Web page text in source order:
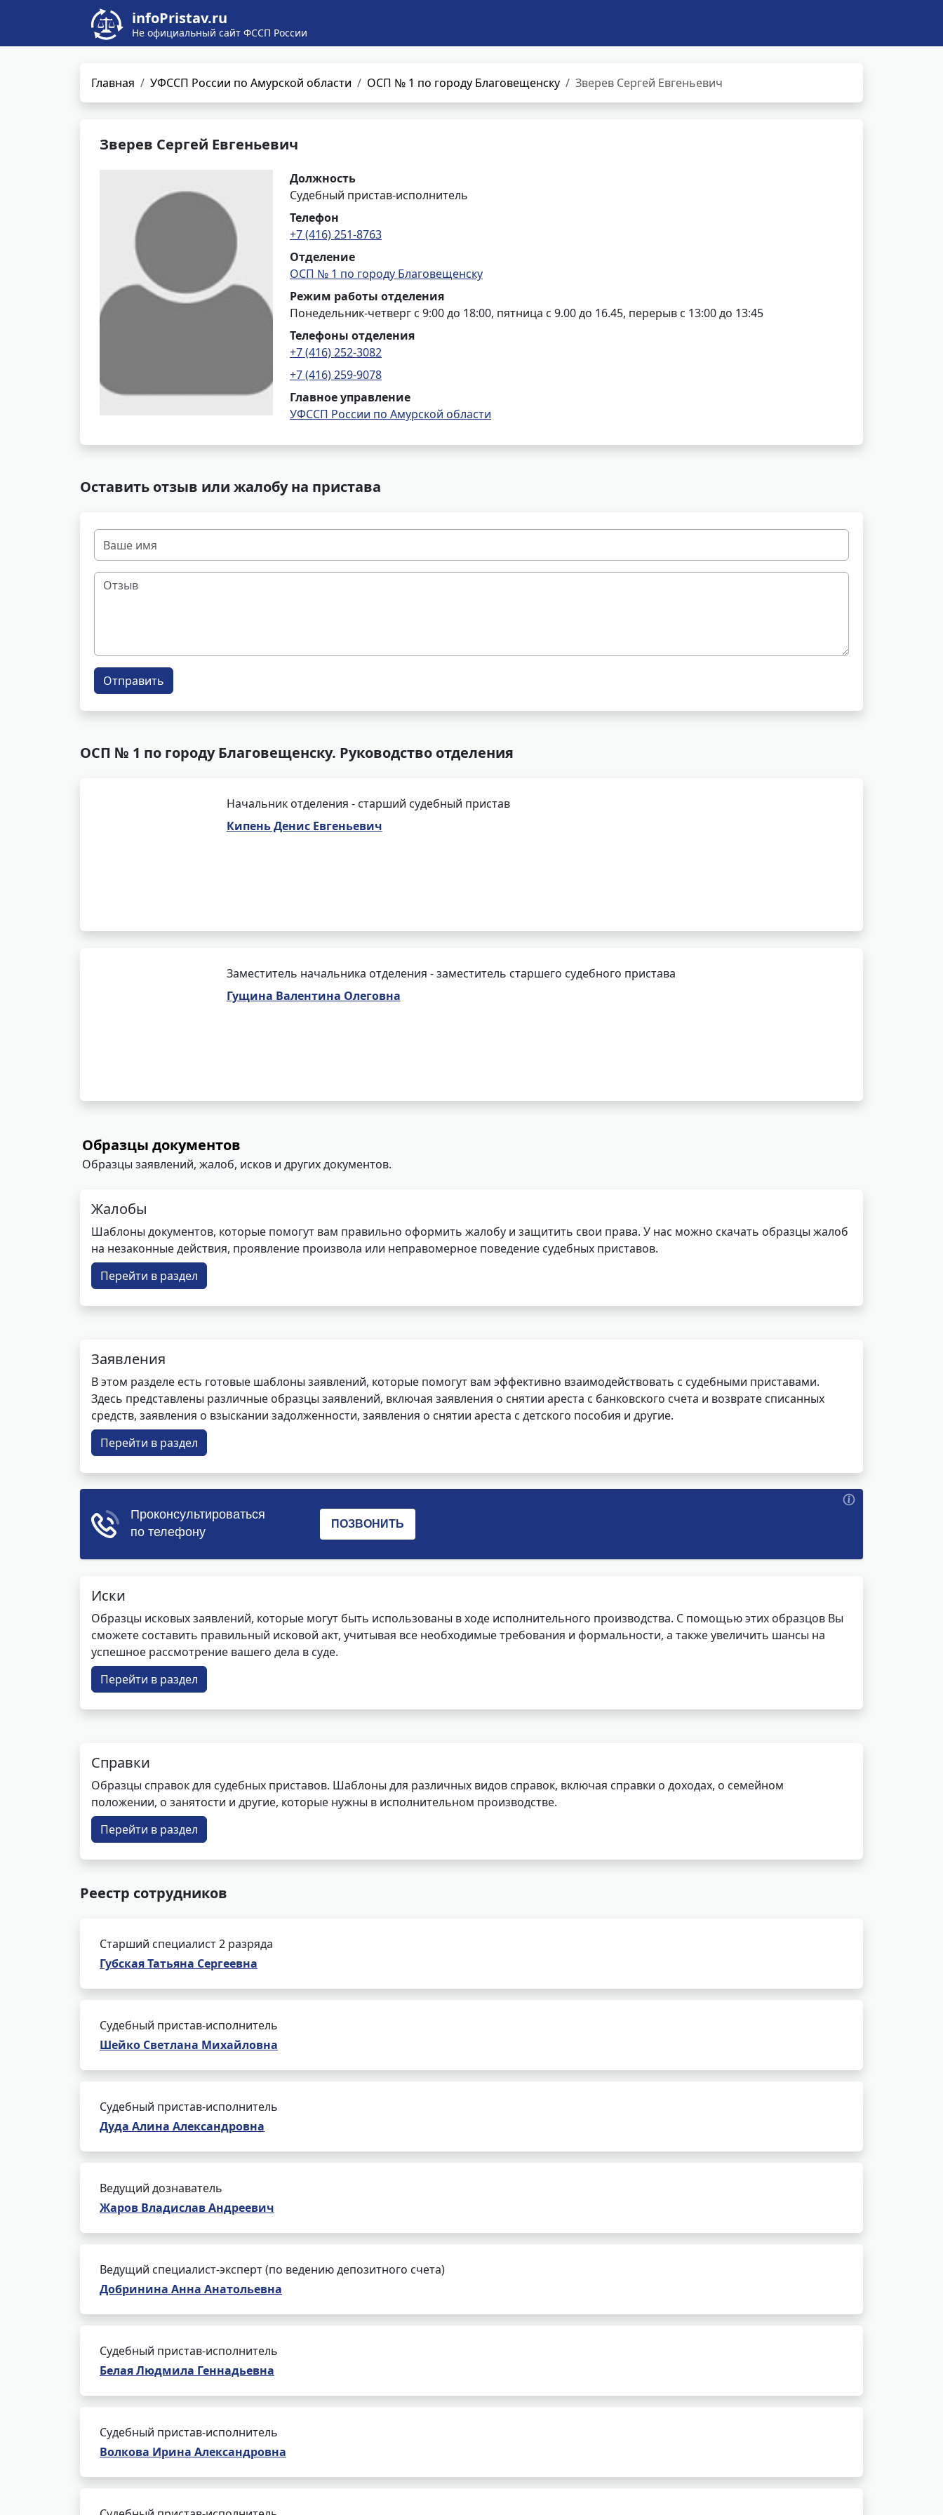
infoPristav.ru
Не официальный сайт ФССП России
Главная УФССП России по Амурской области ОСП № 1 по городу Благовещенску Зверев Сергей Евгеньевич
Зверев Сергей Евгеньевич
Должность
Судебный пристав-исполнитель
Телефон
+7 (416) 251-8763
Отделение
ОСП № 1 по городу Благовещенску
Режим работы отделения
Понедельник-четверг с 9:00 до 18:00, пятница с 9.00 до 16.45, перерыв с 13:00 до 13:45
Телефоны отделения
+7 (416) 252-3082
+7 (416) 259-9078
Главное управление
УФССП России по Амурской области
Оставить отзыв или жалобу на пристава
Отправить
ОСП № 1 по городу Благовещенску. Руководство отделения
Начальник отделения - старший судебный пристав
Кипень Денис Евгеньевич
Заместитель начальника отделения - заместитель старшего судебного пристава
Гущина Валентина Олеговна
Образцы документов
Образцы заявлений, жалоб, исков и других документов.
Жалобы
Шаблоны документов, которые помогут вам правильно оформить жалобу и защитить свои права. У нас можно скачать образцы жалоб
на незаконные действия, проявление произвола или неправомерное поведение судебных приставов.
Перейти в раздел
Заявления
В этом разделе есть готовые шаблоны заявлений, которые помогут вам эффективно взаимодействовать с судебными приставами.
Здесь представлены различные образцы заявлений, включая заявления о снятии ареста с банковского счета и возврате списанных
средств, заявления о взыскании задолженности, заявления о снятии ареста с детского пособия и другие.
Перейти в раздел
Иски
Образцы исковых заявлений, которые могут быть использованы в ходе исполнительного производства. С помощью этих образцов Вы
сможете составить правильный исковой акт, учитывая все необходимые требования и формальности, а также увеличить шансы на
успешное рассмотрение вашего дела в суде.
Перейти в раздел
Справки
Образцы справок для судебных приставов. Шаблоны для различных видов справок, включая справки о доходах, о семейном
положении, о занятости и другие, которые нужны в исполнительном производстве.
Перейти в раздел
Реестр сотрудников
Старший специалист 2 разряда
Губская Татьяна Сергеевна
Судебный пристав-исполнитель
Шейко Светлана Михайловна
Судебный пристав-исполнитель
Дуда Алина Александровна
Ведущий дознаватель
Жаров Владислав Андреевич
Ведущий специалист-эксперт (по ведению депозитного счета)
Добринина Анна Анатольевна
Судебный пристав-исполнитель
Белая Людмила Геннадьевна
Судебный пристав-исполнитель
Волкова Ирина Александровна